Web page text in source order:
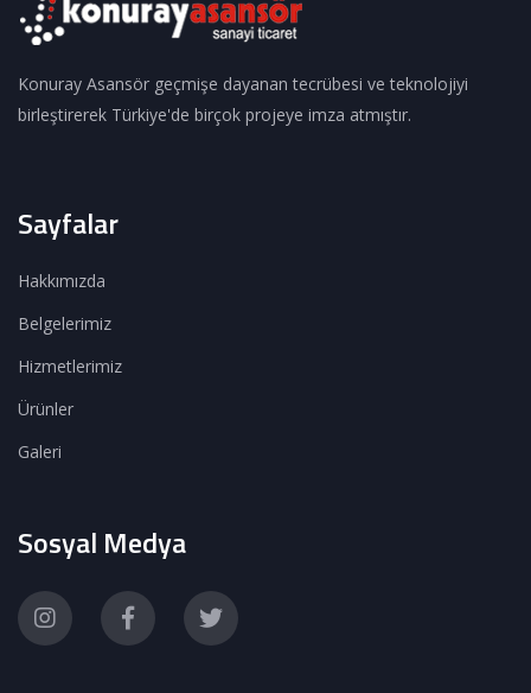
Konuray Asansör geçmişe dayanan tecrübesi ve teknolojiyi
birleştirerek Türkiye'de birçok projeye imza atmıştır.
Sayfalar
Hakkımızda
Belgelerimiz
Hizmetlerimiz
Ürünler
Galeri
Sosyal Medya